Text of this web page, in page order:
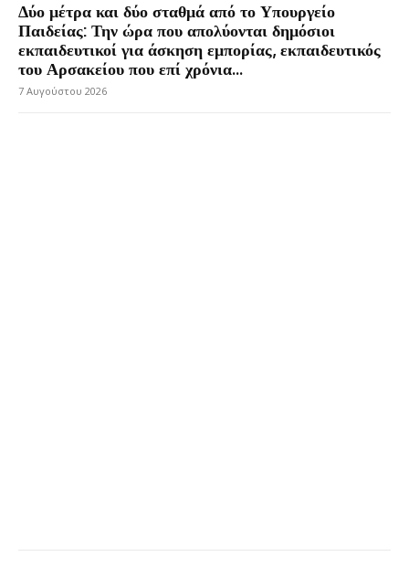
Δύο μέτρα και δύο σταθμά από το Υπουργείο
Παιδείας: Την ώρα που απολύονται δημόσιοι
εκπαιδευτικοί για άσκηση εμπορίας, εκπαιδευτικός
του Αρσακείου που επί χρόνια...
7 Αυγούστου 2026